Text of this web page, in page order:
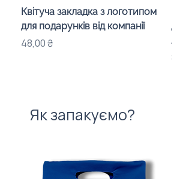
Квітуча закладка з логотипом
для подарунків від компанії
Ціна
48,00 ₴
для
Ціна
Як запакуємо?